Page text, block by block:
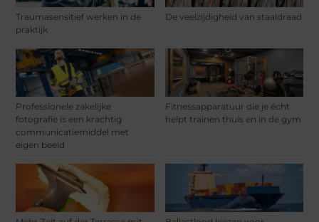
Traumasensitief werken in de
praktijk
De veelzijdigheid van staaldraad
Professionele zakelijke
fotografie is een krachtig
communicatiemiddel met
eigen beeld
Fitnessapparatuur die je écht
helpt trainen thuis en in de gym